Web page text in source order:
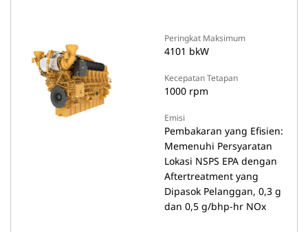
Peringkat Maksimum
4101 bkW
Kecepatan Tetapan
1000 rpm
Emisi
Pembakaran yang Efisien:
Memenuhi Persyaratan
Lokasi NSPS EPA dengan
Aftertreatment yang
Dipasok Pelanggan, 0,3 g
dan 0,5 g/bhp-hr NOx